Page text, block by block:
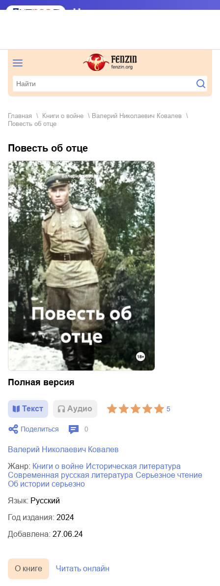
Главная книги о войне
Валерий Николаевич Ковалев
Повесть об отце
Повесть об отце
Полная версия
Текст Aудио 5
Поделиться 0
Валерий Николаевич Ковалев
Жанр:
книги о войне
историческая литература
современная русская литература
серьезное чтение
об истории серьезно
Язык: Русский
Год издания: 2024
Добавлена: 27.06.24
О книге Читать онлайн